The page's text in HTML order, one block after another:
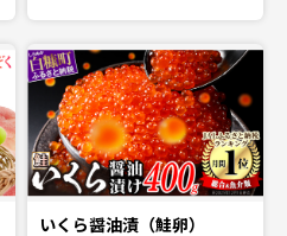
いくら醤油漬（鮭卵）